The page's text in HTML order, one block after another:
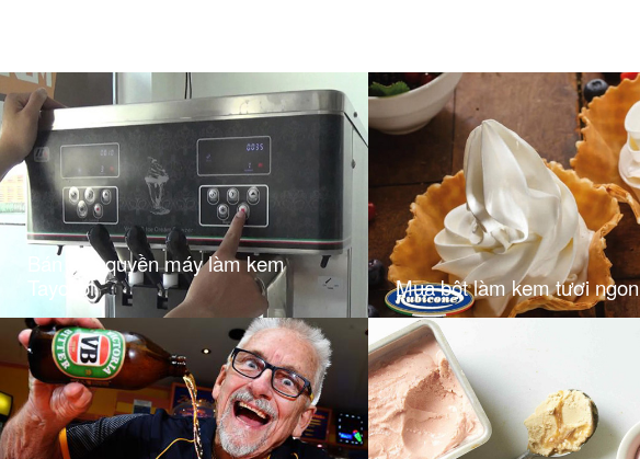
Bán độc quyền máy làm kem
Taycool
Mua bột làm kem tươi ngon